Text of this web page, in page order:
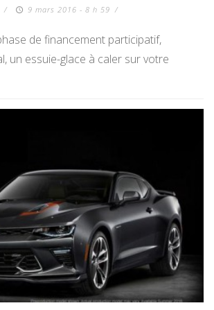
/ 9 mars 2016 - 8 h 59 /
de financement participatif,
un essuie-glace à caler sur votre